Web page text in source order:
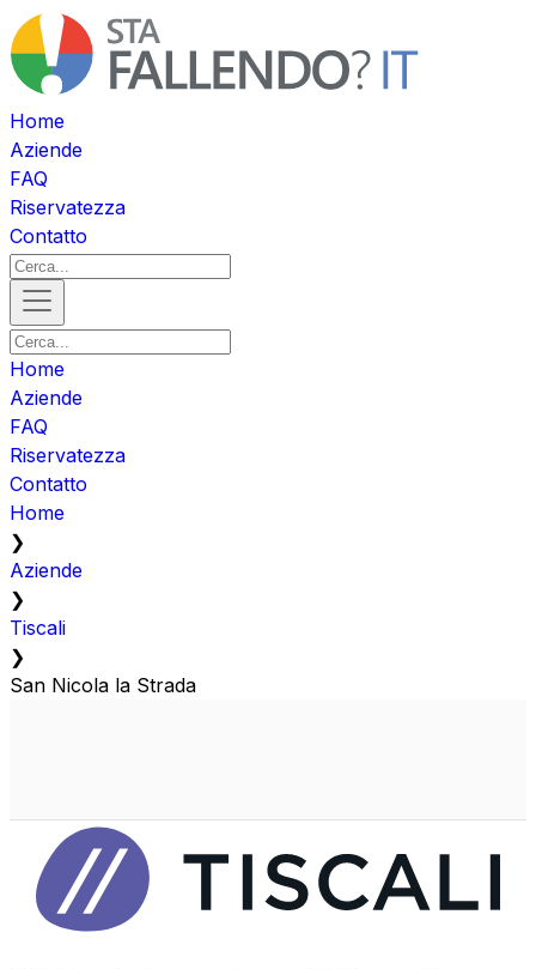
Home
Aziende
FAQ
Riservatezza
Contatto
Home
Aziende
FAQ
Riservatezza
Contatto
Home
❯
Aziende
❯
Tiscali
❯
San Nicola la Strada